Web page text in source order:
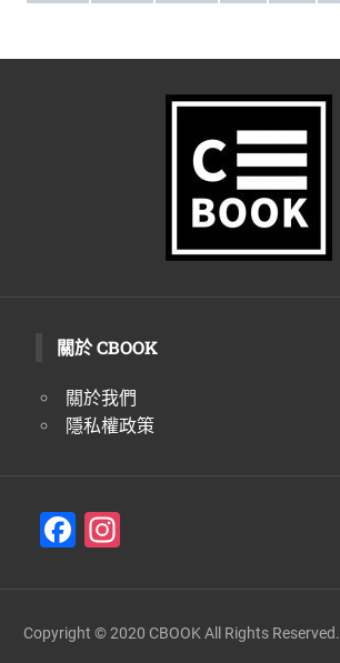
關於 CBOOK
關於我們
隱私權政策
F
e
gr
Copyright © 2020 CBOOK All Rights Reserved.